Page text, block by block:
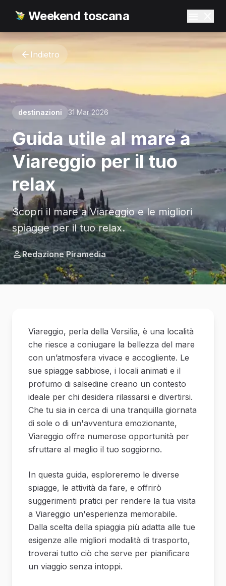
Weekend toscana
Indietro
destinazioni 31 Mar 2026
Guida utile al mare a
Viareggio per il tuo
relax
Scopri il mare a Viareggio e le migliori
spiagge per il tuo relax.
Redazione Piramedia
Viareggio, perla della Versilia, è una località
che riesce a coniugare la bellezza del mare
con un’atmosfera vivace e accogliente. Le
sue spiagge sabbiose, i locali animati e il
profumo di salsedine creano un contesto
ideale per chi desidera rilassarsi e divertirsi.
Che tu sia in cerca di una tranquilla giornata
di sole o di un'avventura emozionante,
Viareggio offre numerose opportunità per
sfruttare al meglio il tuo soggiorno.
In questa guida, esploreremo le diverse
spiagge, le attività da fare, e offrirò
suggerimenti pratici per rendere la tua visita
a Viareggio un'esperienza memorabile.
Dalla scelta della spiaggia più adatta alle tue
esigenze alle migliori modalità di trasporto,
troverai tutto ciò che serve per pianificare
un viaggio senza intoppi.